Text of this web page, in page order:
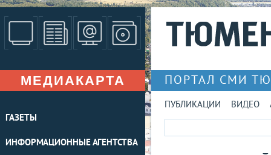
МЕДИАКАРТА
ГАЗЕТЫ
ИНФОРМАЦИОННЫЕ АГЕНТСТВА
ПОРТАЛ СМИ
ПУБЛИКАЦИИ ВИДЕО